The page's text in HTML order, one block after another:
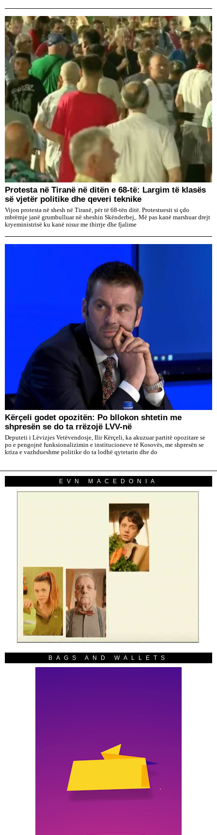
Protesta në Tiranë në ditën e 68-të: Largim të klasës
së vjetër politike dhe qeveri teknike
Vijon protesta në shesh në Tiranë, për të 68-tën ditë. Protestuesit si çdo
mbrëmje janë grumbulluar në sheshin Skënderbej,. Më pas kanë marshuar drejt
kryeministrisë ku kanë nisur me thirrje dhe fjalime
Kërçeli godet opozitën: Po bllokon shtetin me
shpresën se do ta rrëzojë LVV-në
Deputeti i Lëvizjes Vetëvendosje, Ilir Kërçeli, ka akuzuar partitë opozitare se
po e pengojnë funksionalizimin e institucioneve të Kosovës, me shpresën se
kriza e vazhdueshme politike do ta lodhë qytetarin dhe do
EVN MACEDONIA
BAGS AND WALLETS